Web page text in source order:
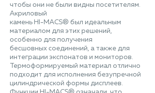
чтобы они не были видны посетителям.
Акриловый
камень HI-MACS® был идеальным
материалом для этих решений,
особенно для получения
бесшовных соединений, а также для
интеграции экспонатов и мониторов.
Термоформируемый материал отлично
подходит для исполнения безупречной
цилиндрической формы дисплеев.